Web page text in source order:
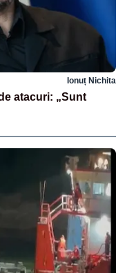
Ionuț Nichita
atacuri: „Sunt